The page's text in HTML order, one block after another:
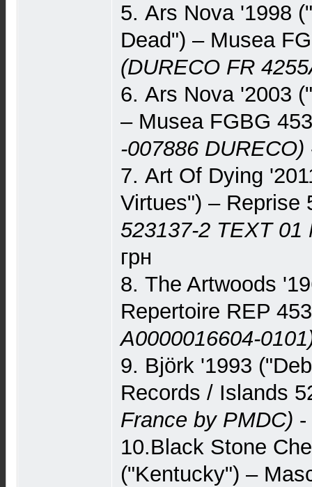
5. Ars Nova '1998
Dead") – Musea
(DURECO FR
6. Ars Nova '2003
– Musea FGBG
-007886 DURECO)
7. Art Of Dying
Virtues") – Reprise
523137-2 TEXT 01
грн
8. The Artwoods
Repertoire REP
A0000016604-
9. Björk '1993
Records / Islands
France by PMDC) -
10.Black Stone
("Kentucky") –